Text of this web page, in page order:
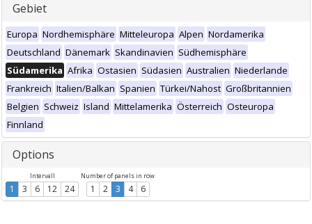
Gebiet
Europa Nordhemisphäre Mitteleuropa Alpen Nordamerika
Deutschland Dänemark Skandinavien Südhemisphäre
Südamerika Afrika Ostasien Südasien Australien Niederlande
Frankreich Italien/Balkan Spanien Türkei/Nahost Großbritannien
Belgien Schweiz Island Mittelamerika Österreich Osteuropa
Finnland
Options
Intervall
1 3 6 12 24
Number of panels in row
1 2 3 4 6